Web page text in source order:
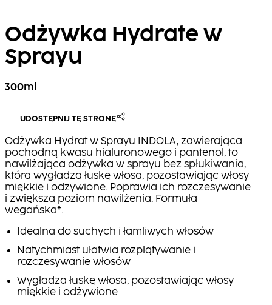
Odżywka Hydrate w
Sprayu
300ml
UDOSTĘPNIJ TĘ STRONĘ
Odżywka Hydrat w Sprayu INDOLA, zawierająca
pochodną kwasu hialuronowego i pantenol, to
nawilżająca odżywka w sprayu bez spłukiwania,
która wygładza łuskę włosa, pozostawiając włosy
miękkie i odżywione. Poprawia ich rozczesywanie
i zwiększa poziom nawilżenia. Formuła
wegańska*.
Idealna do suchych i łamliwych włosów
Natychmiast ułatwia rozplątywanie i
rozczesywanie włosów
Wygładza łuskę włosa, pozostawiając włosy
miękkie i odżywione